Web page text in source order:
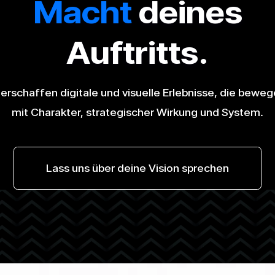
Machtdeines
Auftritts.
digitale und visuelle Erlebnisse, die
mit Charakter, strategischer Wirkung und System.
Lass uns über deine Vision sprechen